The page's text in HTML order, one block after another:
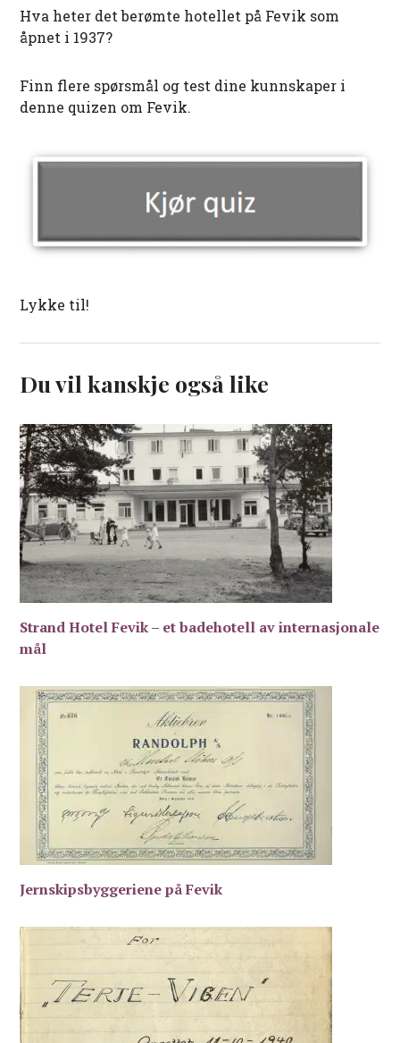
Hva heter det berømte hotellet på Fevik som
åpnet i 1937?
Finn flere spørsmål og test dine kunnskaper i
denne quizen om Fevik.
Lykke til!
Du vil kanskje også like
Strand Hotel Fevik – et badehotell av internasjonale
mål
Jernskipsbyggeriene på Fevik